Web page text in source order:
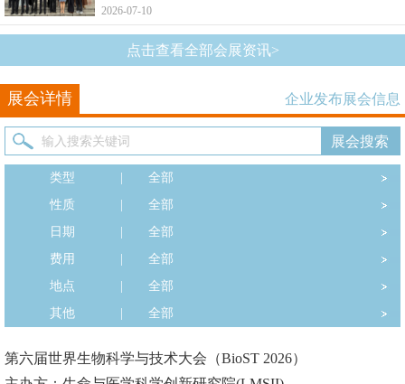
2026-07-10
点击查看全部会展资讯>
展会详情 企业发布展会信息
类型
全部
性质
全部
日期
全部
费用
全部
地点
全部
其他
全部
第六届世界生物科学与技术大会（BioST 2026）